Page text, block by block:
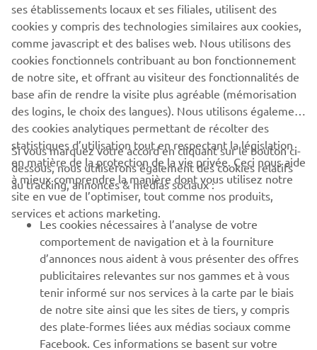
NEWSLETTER
Découvrez en exclusivité les dernières offres, les événements
spéciaux, les nouveautés et bien plus encore
S'ABONNER
Lisez notre politique de confidentialité pour savoir comment
nous traitons vos données personnelles : Politique de
Confidentialité
Belgium (French)
© Copyright - 2026 Yamaha Motor Europe N.V. - All Rights
ses établissements locaux et ses filiales, utilisent des
cookies y compris des technologies similaires aux cookies,
comme javascript et des balises web. Nous utilisons des
cookies fonctionnels contribuant au bon fonctionnement
de notre site, et offrant au visiteur des fonctionnalités de
base afin de rendre la visite plus agréable (mémorisation
des logins, le choix des langues). Nous utilisons également
des cookies analytiques permettant de récolter des
statistiques d’utilisation tout en respectant la législation
en matière de la protection de la vie privée. Ceci nous aide
à mieux comprendre la manière dont vous utilisez notre
site en vue de l’optimiser, tout comme nos produits,
services et actions marketing.
Si vous marquez votre accord en cliquant sur le bouton ci-
dessous, nous utiliserons également des cookies relatifs
au tracking, annonces & médias sociaux :
Les cookies nécessaires à l’analyse de votre
comportement de navigation et à la fourniture
d’annonces nous aident à vous présenter des offres
publicitaires relevantes sur nos gammes et à vous
tenir informé sur nos services à la carte par le biais
de notre site ainsi que les sites de tiers, y compris
des plate-formes liées aux médias sociaux comme
Facebook. Ces informations se basent sur votre